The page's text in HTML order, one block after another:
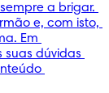
a brigar.
e, com isto,
Em
dúvidas